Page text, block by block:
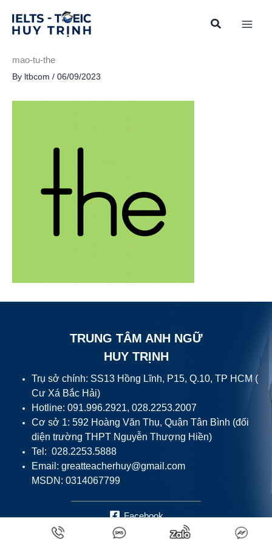
content
mao-tu-the
By ltbcom / 06/09/2023
TRUNG TÂM ANH NGỮ
HUY TRỊNH
Trụ sở chính: SS13 Hồng Lĩnh, P15, Q.10, TP HCM (
Cư Xá Bắc Hải)
Hotline: 091.996.2921, 028.2253.2007
Cơ sở 1: 592 Hoàng Văn Thụ, Quận Tân Bình (đối
diện trường THPT Nguyễn Thượng Hiền)
Tel: 028.2253.5888
Email: greatteacherhuy@gmail.com
MSDN: 0314067799
Facebook